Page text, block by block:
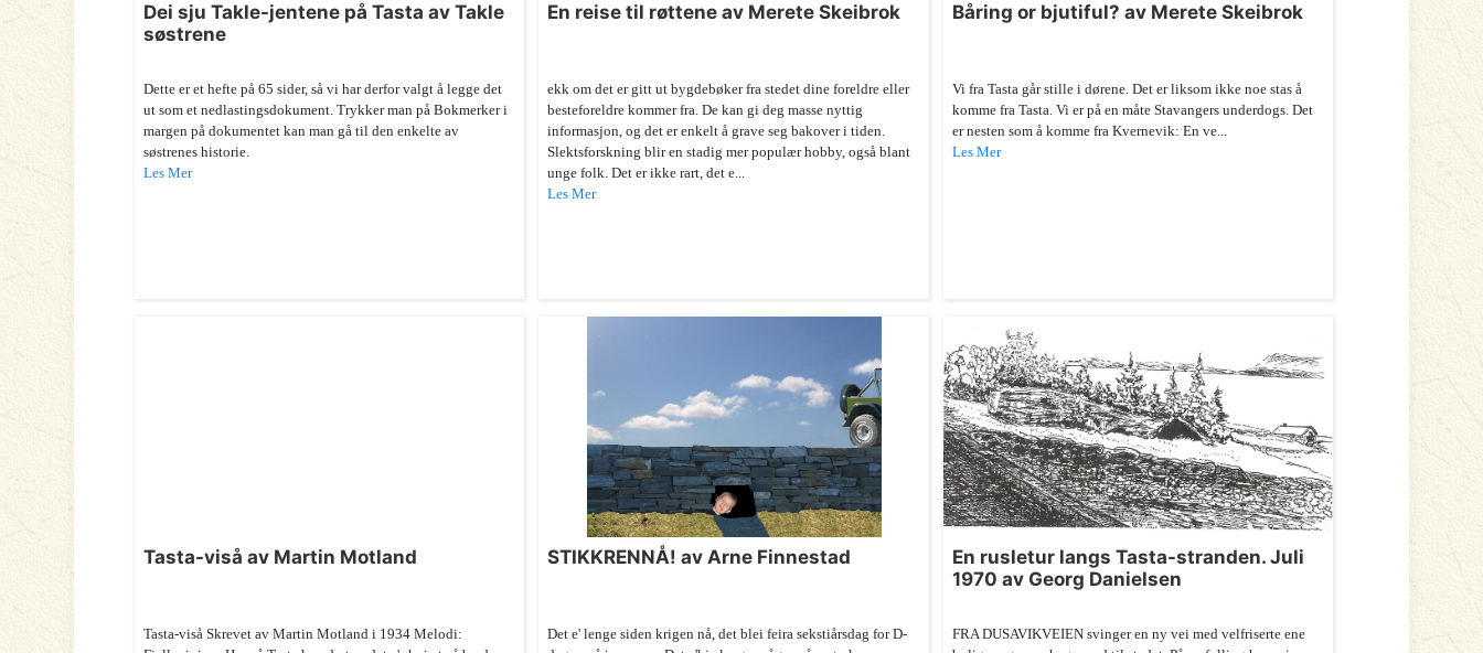
Dei sju Takle-jentene på Tasta av Takle
søstrene
Dette er et hefte på 65 sider, så vi har derfor valgt å legge det
ut som et nedlastingsdokument. Trykker man på Bokmerker i
margen på dokumentet kan man gå til den enkelte av
søstrenes historie.
Les Mer
En reise til røttene av Merete Skeibrok
ekk om det er gitt ut bygdebøker fra stedet dine foreldre eller
besteforeldre kommer fra. De kan gi deg masse nyttig
informasjon, og det er enkelt å grave seg bakover i tiden.
Slektsforskning blir en stadig mer populær hobby, også blant
unge folk. Det er ikke rart, det e...
Les Mer
Båring or bjutiful? av Merete Skeibrok
Vi fra Tasta går stille i dørene. Det er liksom ikke noe stas å
komme fra Tasta. Vi er på en måte Stavangers underdogs. Det
er nesten som å komme fra Kvernevik: En ve...
Les Mer
Tasta-viså av Martin Motland
Tasta-viså Skrevet av Martin Motland i 1934 Melodi:
STIKKRENNÅ! av Arne Finnestad
Det e' lenge siden krigen nå, det blei feira sekstiårsdag for D-
En rusletur langs Tasta-stranden. Juli
1970 av Georg Danielsen
FRA DUSAVIKVEIEN svinger en ny vei med velfriserte ene